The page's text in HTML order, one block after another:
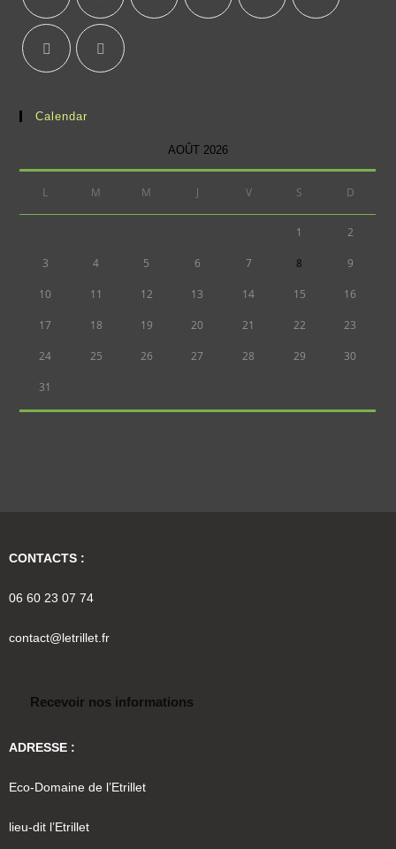
Calendar
AOÛT 2026
L M M J V S D
1 2
3 4 5 6 7 8 9
10 11 12 13 14 15 16
17 18 19 20 21 22 23
24 25 26 27 28 29 30
31
CONTACTS :
06 60 23 07 74
contact@letrillet.fr
Recevoir nos informations
ADRESSE :
Eco-Domaine de l’Etrillet
lieu-dit l’Etrillet